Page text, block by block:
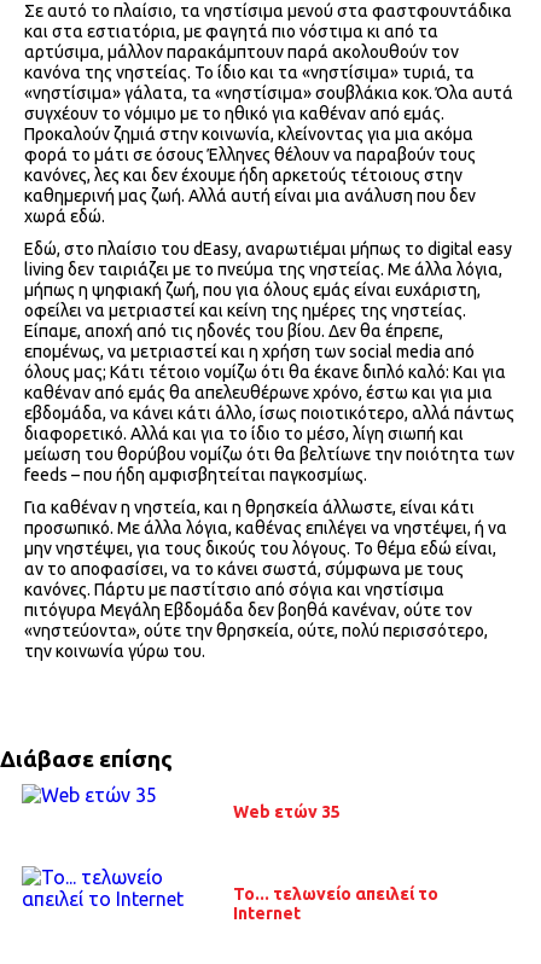
Σε αυτό το πλαίσιο, τα νηστίσιμα μενού στα φαστφουντάδικα
και στα εστιατόρια, με φαγητά πιο νόστιμα κι από τα
αρτύσιμα, μάλλον παρακάμπτουν παρά ακολουθούν τον
κανόνα της νηστείας. Το ίδιο και τα «νηστίσιμα» τυριά, τα
«νηστίσιμα» γάλατα, τα «νηστίσιμα» σουβλάκια κοκ. Όλα αυτά
συγχέουν το νόμιμο με το ηθικό για καθέναν από εμάς.
Προκαλούν ζημιά στην κοινωνία, κλείνοντας για μια ακόμα
φορά το μάτι σε όσους Έλληνες θέλουν να παραβούν τους
κανόνες, λες και δεν έχουμε ήδη αρκετούς τέτοιους στην
καθημερινή μας ζωή. Αλλά αυτή είναι μια ανάλυση που δεν
χωρά εδώ.
Εδώ, στο πλαίσιο του dEasy, αναρωτιέμαι μήπως το digital easy
living δεν ταιριάζει με το πνεύμα της νηστείας. Με άλλα λόγια,
μήπως η ψηφιακή ζωή, που για όλους εμάς είναι ευχάριστη,
οφείλει να μετριαστεί και κείνη της ημέρες της νηστείας.
Είπαμε, αποχή από τις ηδονές του βίου. Δεν θα έπρεπε,
επομένως, να μετριαστεί και η χρήση των social media από
όλους μας; Κάτι τέτοιο νομίζω ότι θα έκανε διπλό καλό: Και για
καθέναν από εμάς θα απελευθέρωνε χρόνο, έστω και για μια
εβδομάδα, να κάνει κάτι άλλο, ίσως ποιοτικότερο, αλλά πάντως
διαφορετικό. Αλλά και για το ίδιο το μέσο, λίγη σιωπή και
μείωση του θορύβου νομίζω ότι θα βελτίωνε την ποιότητα των
feeds – που ήδη αμφισβητείται παγκοσμίως.
Για καθέναν η νηστεία, και η θρησκεία άλλωστε, είναι κάτι
προσωπικό. Με άλλα λόγια, καθένας επιλέγει να νηστέψει, ή να
μην νηστέψει, για τους δικούς του λόγους. Το θέμα εδώ είναι,
αν το αποφασίσει, να το κάνει σωστά, σύμφωνα με τους
κανόνες. Πάρτυ με παστίτσιο από σόγια και νηστίσιμα
πιτόγυρα Μεγάλη Εβδομάδα δεν βοηθά κανέναν, ούτε τον
«νηστεύοντα», ούτε την θρησκεία, ούτε, πολύ περισσότερο,
την κοινωνία γύρω του.
Διάβασε επίσης
Web ετών 35
Το... τελωνείο απειλεί το
Internet